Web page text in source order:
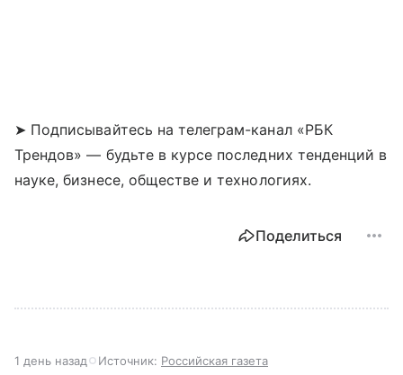
➤ Подписывайтесь на телеграм-канал «РБК
Трендов» — будьте в курсе последних тенденций в
науке, бизнесе, обществе и технологиях.
Поделиться
1 день назад Источник: Российская газета